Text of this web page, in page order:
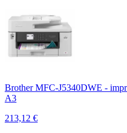
Brother MFC-J5340DWE -
A3
213,12 €